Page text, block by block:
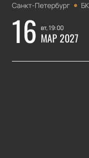
Санкт-Петербург
16 вт, 19:00
МАР 2027